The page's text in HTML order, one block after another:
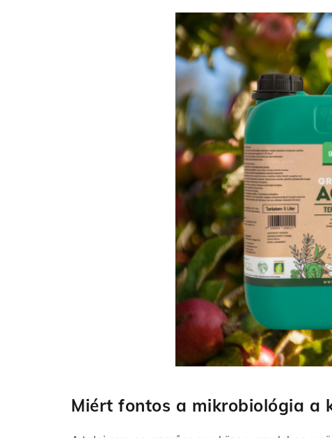
Miért fontos a mikrobiológia a